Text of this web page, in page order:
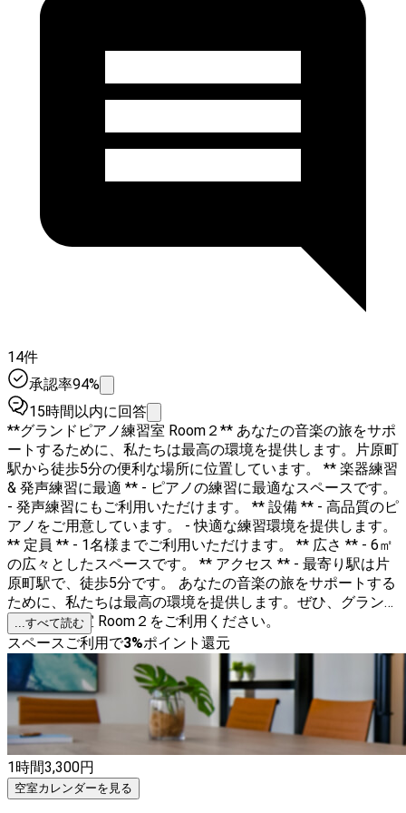
14件
承認率94%
15時間以内に回答
**グランドピアノ練習室 Room２** あなたの音楽の旅をサポ
ートするために、私たちは最高の環境を提供します。片原町
駅から徒歩5分の便利な場所に位置しています。 ** 楽器練習
& 発声練習に最適 ** - ピアノの練習に最適なスペースです。
- 発声練習にもご利用いただけます。 ** 設備 ** - 高品質のピ
アノをご用意しています。 - 快適な練習環境を提供します。
** 定員 ** - 1名様までご利用いただけます。 ** 広さ ** - 6㎡
の広々としたスペースです。 ** アクセス ** - 最寄り駅は片
原町駅で、徒歩5分です。 あなたの音楽の旅をサポートする
ために、私たちは最高の環境を提供します。ぜひ、グランド
ピアノ練習室 Room２をご利用ください。
...すべて読む
スペースご利用で3%ポイント還元
1時間3,300円
空室カレンダーを見る